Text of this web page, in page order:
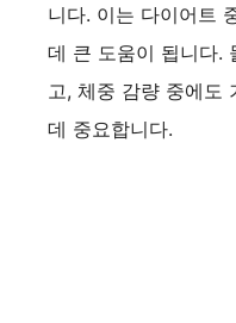
니다. 이는 다이어트
데 큰 도움이 됩니다.
고, 체중 감량 중에도
데 중요합니다.